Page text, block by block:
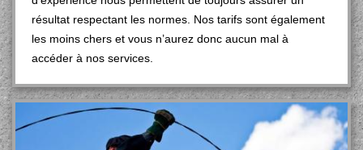
résultat respectant les normes. Nos tarifs sont également
les moins chers et vous n’aurez donc aucun mal à
accéder à nos services.